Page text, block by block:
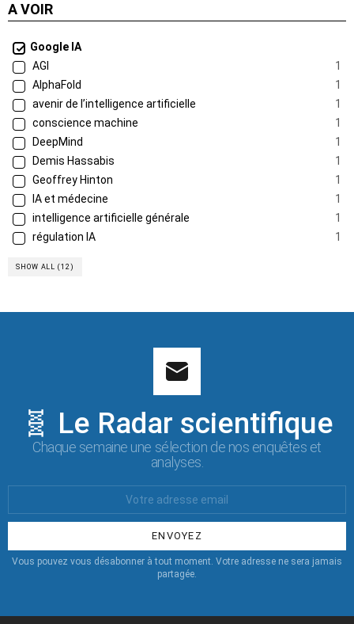
A VOIR
Google IA
AGI
1
AlphaFold
1
avenir de l’intelligence artificielle
1
conscience machine
1
DeepMind
1
Demis Hassabis
1
Geoffrey Hinton
1
IA et médecine
1
intelligence artificielle générale
1
régulation IA
1
SHOW ALL (12)
🧬 Le Radar scientifique
Chaque semaine une sélection de nos enquêtes et
analyses.
:
Vous pouvez vous désabonner à tout moment. Votre adresse ne sera jamais
partagée.